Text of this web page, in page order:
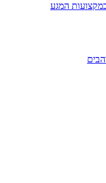
המגע